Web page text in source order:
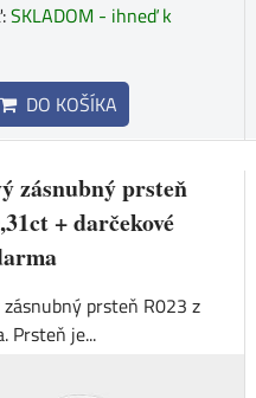
SKLADOM - ihneď k
DO KOŠÍKA
zásnubný prsteň
+ darčekové
prsteň R023 z
Prsteň je...